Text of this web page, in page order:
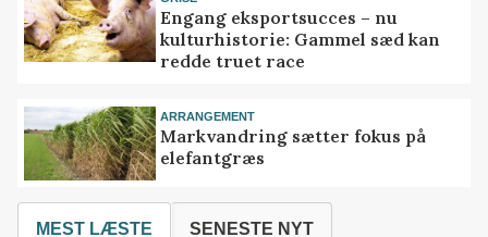
Engang eksportsucces – nu
kulturhistorie: Gammel sæd kan
redde truet race
ARRANGEMENT
Markvandring sætter fokus på
elefantgræs
MEST LÆSTE SENESTE NYT